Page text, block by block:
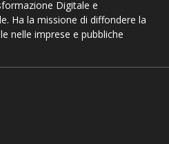
Digitale e
Ha la missione di diffondere la
nelle imprese e pubbliche